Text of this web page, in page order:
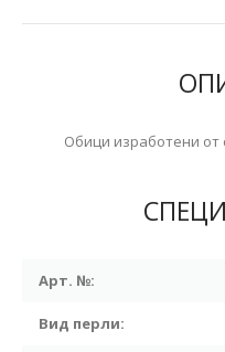
Обици изработени от
Арт. №:
Вид перли: